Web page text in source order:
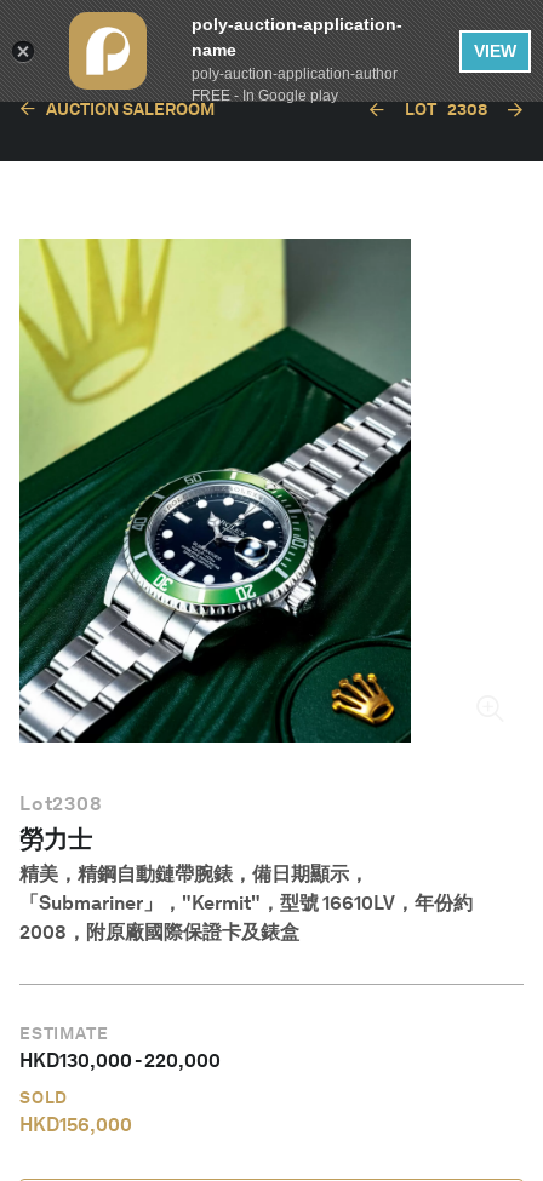
繁體中文
AUCTION SALEROOM LOT 2308
Lot2308
勞力士
精美，精鋼自動鏈帶腕錶，備日期顯示，
「Submariner」，"Kermit"，型號 16610LV，年份約
2008，附原廠國際保證卡及錶盒
ESTIMATE
HKD130,000-220,000
SOLD
HKD156,000
poly-auction-application-
name
poly-auction-application-author
FREE - In Google play
VIEW